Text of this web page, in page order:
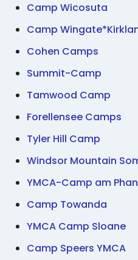
Camp Wicosuta
Camp
Cohen Camps
Summit-Camp
Tamwood Camp
Forellensee Camps
Tyler Hill Camp
Windsor Mountain
YMCA-Camp am
Camp Towanda
YMCA Camp Sloane
Camp Speers YMCA